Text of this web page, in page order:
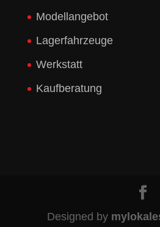
Modellangebot
Lagerfahrzeuge
Werkstatt
Kaufberatung
Designed by